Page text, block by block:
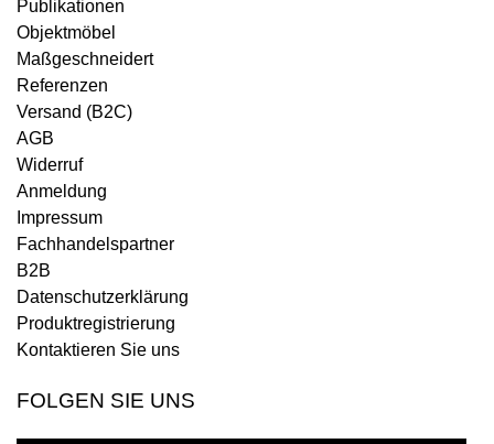
Publikationen
Objektmöbel
Maßgeschneidert
Referenzen
Versand (B2C)
AGB
Widerruf
Anmeldung
Impressum
Fachhandelspartner
B2B
Datenschutzerklärung
Produktregistrierung
Kontaktieren Sie uns
FOLGEN SIE UNS